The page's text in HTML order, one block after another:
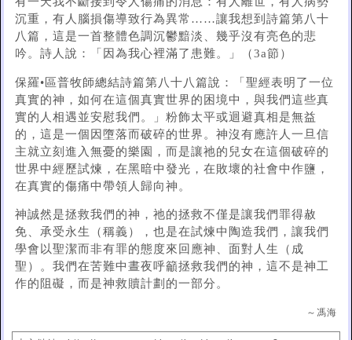
沉重，有人腦損傷導致行為異常……讓我想到詩篇第八十
八篇，這是一首整體色調沉鬱黯淡、幾乎沒有亮色的悲
吟。詩人說：「因為我心裡滿了患難。」（3a節）
保羅•區普牧師總結詩篇第八十八篇說：「聖經表明了一位
真實的神，如何在這個真實世界的困境中，與我們這些真
實的人相遇並安慰我們。」粉飾太平或迴避真相是無益
的，這是一個因墮落而破碎的世界。神沒有應許人一旦信
主就立刻進入無憂的樂園，而是讓祂的兒女在這個破碎的
世界中經歷試煉，在黑暗中發光，在敗壞的社會中作鹽，
在真實的傷痛中帶領人歸向神。
神誠然是拯救我們的神，祂的拯救不僅是讓我們罪得赦
免、承受永生（稱義），也是在試煉中陶造我們，讓我們
學會以聖潔而非有罪的態度來回應神、面對人生（成
聖）。我們在苦難中晝夜呼籲拯救我們的神，這不是神工
作的阻礙，而是神救贖計劃的一部分。
～馮海